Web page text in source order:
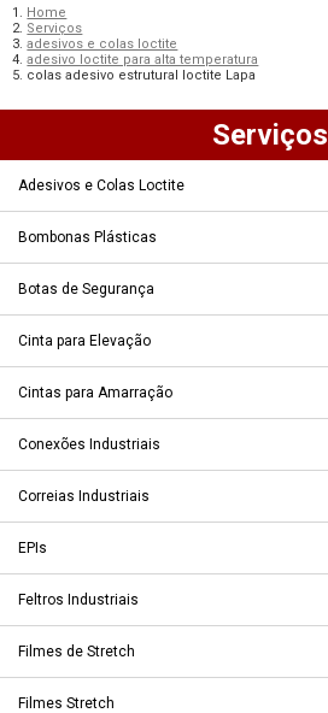
Home
Serviços
adesivos e colas loctite
adesivo loctite para alta temperatura
colas adesivo estrutural loctite Lapa
Serviços
Adesivos e Colas Loctite
Bombonas Plásticas
Botas de Segurança
Cinta para Elevação
Cintas para Amarração
Conexões Industriais
Correias Industriais
EPIs
Feltros Industriais
Filmes de Stretch
Filmes Stretch